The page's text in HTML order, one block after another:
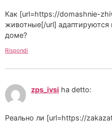
Как [url=https://domashnie-
животные[/url]
доме?
Rispondi
zps_ivsi ha detto:
Реально ли [url=https://